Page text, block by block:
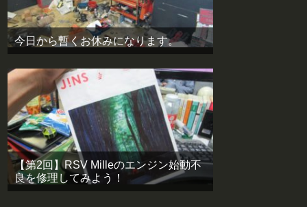
今日から暫くお休みになります。
【第2回】RSV Milleのエンジン始動不
良を修理してみよう！